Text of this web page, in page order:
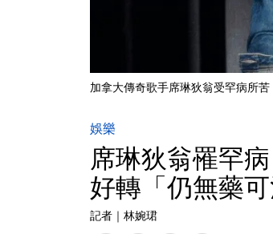
加拿大傳奇歌手席琳狄翁受罕病所
娛樂
席琳狄翁罹罕
好轉「仍無藥可
記者 ｜ 林婉珺